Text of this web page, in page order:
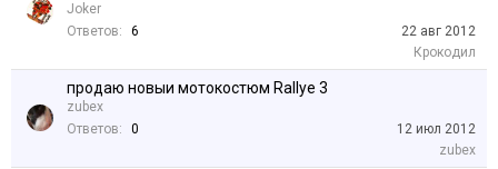
Joker
Ответов:
6
22 авг 2012
Крокодил
продаю новыи мотокостюм Rallye 3
zubex
Ответов:
0
12 июл 2012
zubex